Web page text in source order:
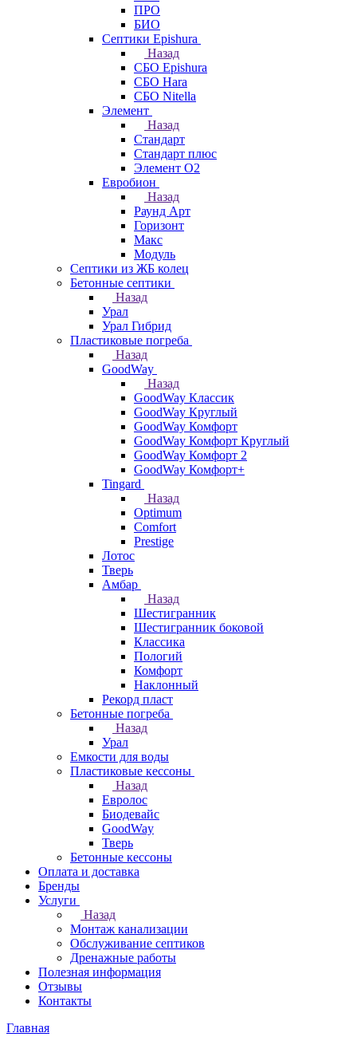
ПРО
БИО
Септики Epishura
Назад
СБО Epishura
СБО Hara
СБО Nitella
Элемент
Назад
Стандарт
Стандарт плюс
Элемент О2
Евробион
Назад
Раунд Арт
Горизонт
Макс
Модуль
Септики из ЖБ колец
Бетонные септики
Назад
Урал
Урал Гибрид
Пластиковые погреба
Назад
GoodWay
Назад
GoodWay Классик
GoodWay Круглый
GoodWay Комфорт
GoodWay Комфорт Круглый
GoodWay Комфорт 2
GoodWay Комфорт+
Tingard
Назад
Optimum
Comfort
Prestige
Лотос
Тверь
Амбар
Назад
Шестигранник
Шестигранник боковой
Классика
Пологий
Комфорт
Наклонный
Рекорд пласт
Бетонные погреба
Назад
Урал
Емкости для воды
Пластиковые кессоны
Назад
Евролос
Биодевайс
GoodWay
Тверь
Бетонные кессоны
Оплата и доставка
Бренды
Услуги
Назад
Монтаж канализации
Обслуживание септиков
Дренажные работы
Полезная информация
Отзывы
Контакты
Главная